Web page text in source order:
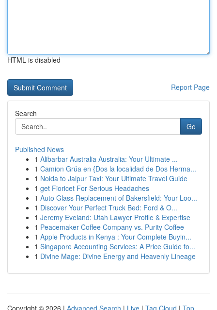
HTML is disabled
Report Page
Search
Go
Published News
1 Alibarbar Australia Australia: Your Ultimate ...
1 Camion Grúa en {Dos la localidad de Dos Herma...
1 Noida to Jaipur Taxi: Your Ultimate Travel Guide
1 get Fioricet For Serious Headaches
1 Auto Glass Replacement of Bakersfield: Your Loo...
1 Discover Your Perfect Truck Bed: Ford & O...
1 Jeremy Eveland: Utah Lawyer Profile & Expertise
1 Peacemaker Coffee Company vs. Purity Coffee
1 Apple Products in Kenya : Your Complete Buyin...
1 Singapore Accounting Services: A Price Guide fo...
1 Divine Mage: Divine Energy and Heavenly Lineage
Copyright © 2026 | Advanced Search | Live | Tag Cloud | Top